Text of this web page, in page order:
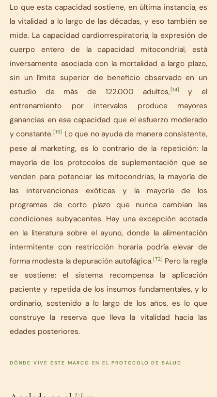
Lo que esta capacidad sostiene, en última instancia, es
la vitalidad a lo largo de las décadas, y eso también se
mide. La capacidad cardiorrespiratoria, la expresión de
cuerpo entero de la capacidad mitocondrial, está
inversamente asociada con la mortalidad a largo plazo,
sin un límite superior de beneficio observado en un
estudio de más de 122.000 adultos, [14]
y el
entrenamiento por intervalos produce mayores
ganancias en esa capacidad que el esfuerzo moderado
y constante.[15]
Lo que no ayuda de manera consistente,
pese al marketing, es lo contrario de la repetición: la
mayoría de los protocolos de suplementación que se
venden para potenciar las mitocondrias, la mayoría de
las intervenciones exóticas y la mayoría de los
programas de corto plazo que nunca cambian las
condiciones subyacentes. Hay una excepción acotada
en la literatura sobre el ayuno, donde la alimentación
intermitente con restricción horaria podría elevar de
forma modesta la depuración autofágica.[T2] Pero la regla
se sostiene: el sistema recompensa la aplicación
paciente y repetida de los insumos fundamentales, y lo
ordinario, sostenido a lo largo de los años, es lo que
construye la reserva que lleva la vitalidad hacia las
edades posteriores.
DÓNDE VIVE ESTE MARCO EN EL PROTOCOLO DE SALUD